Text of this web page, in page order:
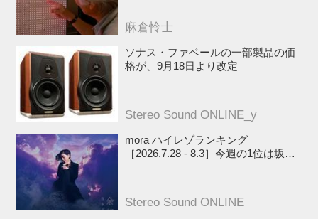
麻倉怜士
ソナス・ファベールの一部製品の価
格が、9月18日より改定
Stereo Sound ONLINE_y
mora ハイレゾランキング
［2026.7.28 - 8.3］今週の1位は坂本
や、YOASOBIのEP、Penthouseの
Stereo Sound ONLINE